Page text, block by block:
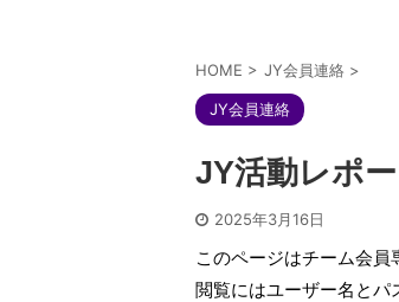
HOME > JY会員連絡 >
JY会員連絡
JY活動レポ
2025年3月16日
このページはチーム会員
閲覧にはユーザー名とパ